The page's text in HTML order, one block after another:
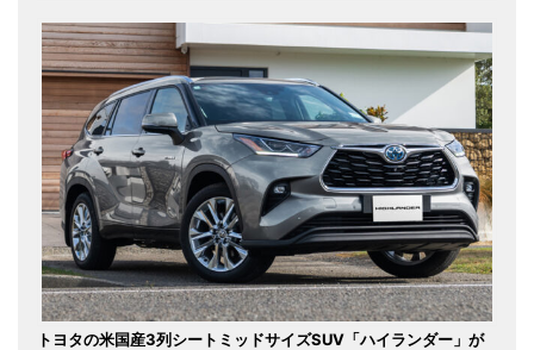
トヨタの米国産3列シートミッドサイズSUV「ハイランダー」が